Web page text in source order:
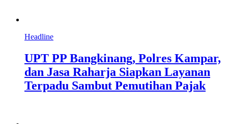
Headline
UPT PP Bangkinang, Polres Kampar,
dan Jasa Raharja Siapkan Layanan
Terpadu Sambut Pemutihan Pajak